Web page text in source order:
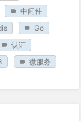
中间件
Go
认证
微服务